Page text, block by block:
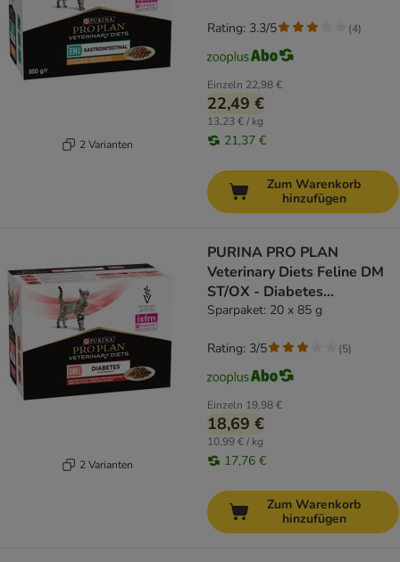
2 Varianten
Einzeln 22,98 €
22,49 €
13,23 € / kg
21,37 €
Rating: 3.3/5 (4)
Zum Warenkorb
hinzufügen
2 Varianten
PURINA PRO PLAN
Veterinary Diets Feline DM
ST/OX - Diabetes
Management Rind
Sparpaket: 20 x 85 g
Einzeln 19,98 €
18,69 €
10,99 € / kg
17,76 €
Rating: 3/5 (5)
Zum Warenkorb
hinzufügen